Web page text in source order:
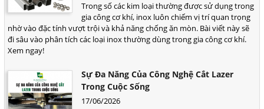
Trong số các kim loại thường được sử dụng trong
gia công cơ khí, inox luôn chiếm vị trí quan trọng
nhờ vào đặc tính vượt trội và khả năng chống ăn mòn. Bài viết này sẽ
đi sâu vào phân tích các loại inox thường dùng trong gia công cơ khí.
Xem ngay!
Sự Đa Năng Của Công Nghệ Cắt Lazer
Trong Cuộc Sống
17/06/2026